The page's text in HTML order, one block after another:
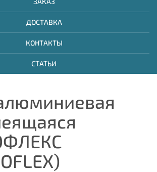
ДОСТАВКА
КОНТАКТЫ
СТАТЬИ